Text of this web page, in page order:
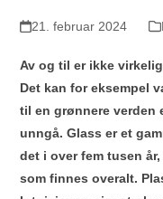
21. februar 2024
Av og til er ikke
Det kan for eksempel
til en grønnere verden
unngå. Glass er et
det i over fem tusen
som finnes overalt.